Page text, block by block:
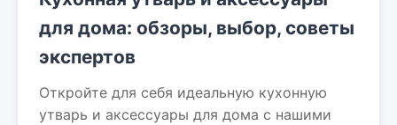
для дома: обзоры, выбор, советы
экспертов
Откройте для себя идеальную кухонную
утварь и аксессуары для дома с нашими